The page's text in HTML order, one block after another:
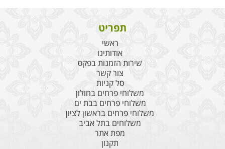
תפריט
ראשי
אודותינו
שירות הזמנות בפקס
צור קשר
סל קניות
משלוחי פרחים בחולון
משלוחי פרחים בבת ים
משלוחי פרחים בראשון לציון
משלוחים בתל אביב
מפת אתר
תקנון